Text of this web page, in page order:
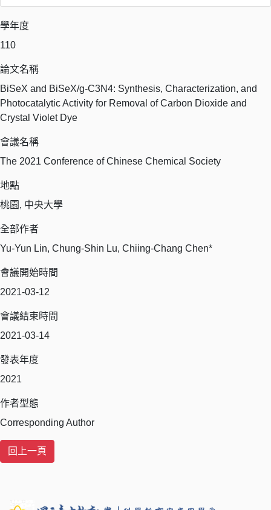
學年度
110
論文名稱
BiSeX and BiSeX/g-C3N4: Synthesis, Characterization, and
Photocatalytic Activity for Removal of Carbon Dioxide and
Crystal Violet Dye
會議名稱
The 2021 Conference of Chinese Chemical Society
地點
桃園, 中央大學
全部作者
Yu-Yun Lin, Chung-Shin Lu, Chiing-Chang Chen*
會議開始時間
2021-03-12
會議結束時間
2021-03-14
發表年度
2021
作者型態
Corresponding Author